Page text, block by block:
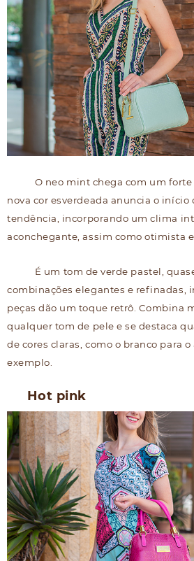
O neo mint chega com um
nova cor esverdeada anuncia o início
tendência, incorporando um clima
aconchegante, assim como otimista
É um tom de verde pastel,
combinações elegantes e refinadas,
peças dão um toque retrô. Combina
qualquer tom de pele e se destaca
de cores claras, como o branco para
exemplo.
Hot pink